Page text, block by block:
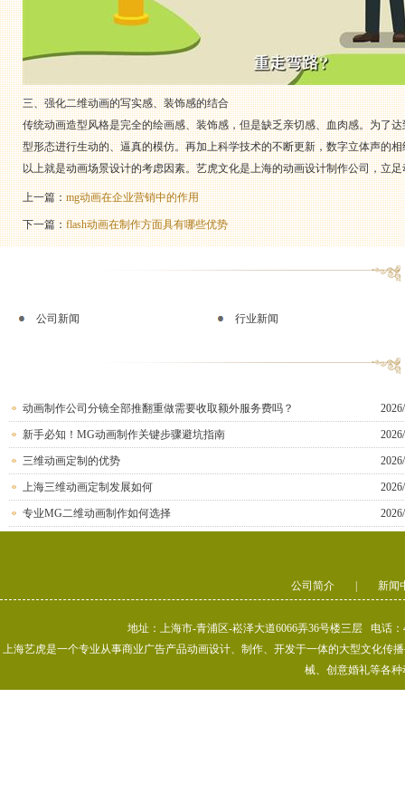
三、强化二维动画的写实感、装饰感的结合
传统动画造型风格是完全的绘画感、装饰感，但是缺乏亲切感、血肉感。为了
型形态进行生动的、逼真的模仿。再加上科学技术的不断更新，数字立体声的
以上就是动画场景设计的考虑因素。艺虎文化是上海的动画设计制作公司，立
上一篇：mg动画在企业营销中的作用
下一篇：flash动画在制作方面具有哪些优势
公司新闻 行业新闻
动画制作公司分镜全部推翻重做需要收取额外服务费吗？
新手必知！MG动画制作关键步骤避坑指南
三维动画定制的优势
上海三维动画定制发展如何
专业MG二维动画制作如何选择
公司简介 新闻
地址：上海市-青浦区-崧泽大道6066弄36号楼三层 电话
上海艺虎是一个专业从事商业广告产品动画设计、制作、开发于一体的大型文化传
械、创意婚礼等各